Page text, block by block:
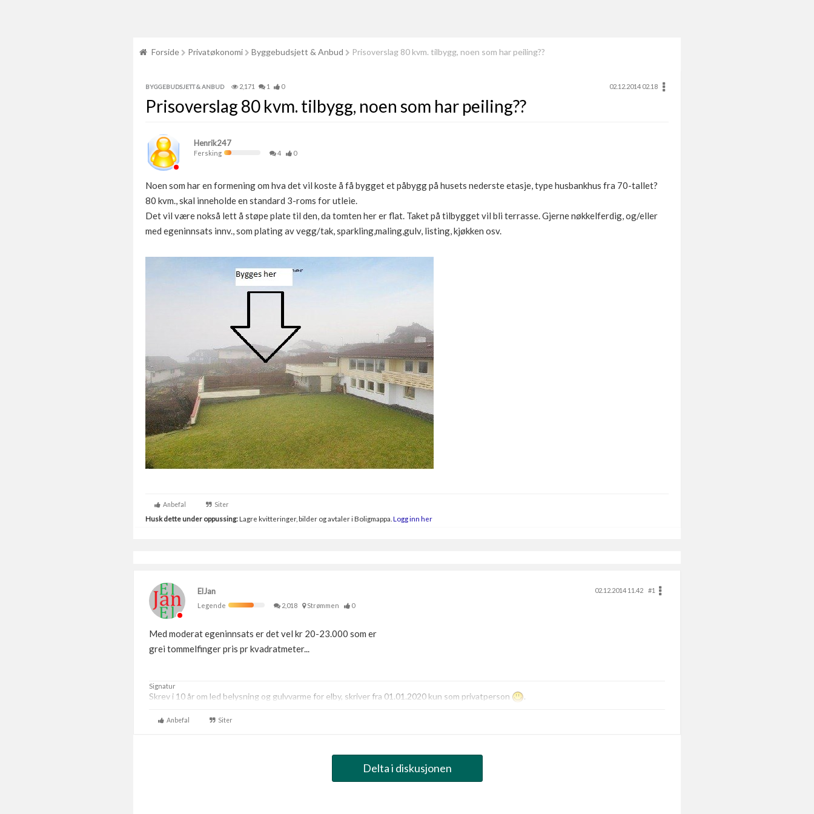
Forside Privatøkonomi Byggebudsjett & Anbud Prisoverslag 80 kvm. tilbygg, noen som har peiling??
BYGGEBUDSJETT & ANBUD 2,171 1 0 02.12.2014 02.18
Prisoverslag 80 kvm. tilbygg, noen som har peiling??
Henrik247
Fersking 4 0
Noen som har en formening om hva det vil koste å få bygget et påbygg på husets nederste etasje, type husbankhus fra 70-tallet?
80 kvm., skal inneholde en standard 3-roms for utleie.
Det vil være nokså lett å støpe plate til den, da tomten her er flat. Taket på tilbygget vil bli terrasse. Gjerne nøkkelferdig, og/eller
med egeninnsats innv., som plating av vegg/tak, sparkling,maling,gulv, listing, kjøkken osv.
Anbefal Siter
Husk dette under oppussing:Lagre kvitteringer, bilder og avtaler i Boligmappa. Logg inn her
ElJan 02.12.2014 11.42
#1
Legende
2,018 Strømmen 0
Med moderat egeninnsats er det vel kr 20-23.000 som er
grei tommelfinger pris pr kvadratmeter...
Signatur
Skrev i 10 år om led belysning og gulvvarme for elby, skriver fra 01.01.2020 kun som privatperson .
Anbefal Siter
Delta i diskusjonen